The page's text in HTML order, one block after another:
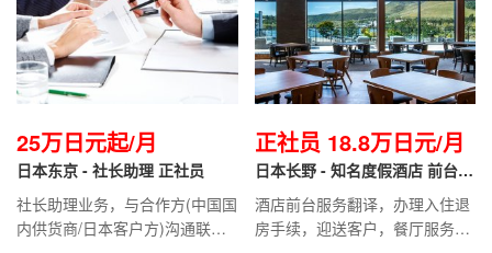
25万日元起/月
日本东京 - 社长助理 正社员
社长助理业务，与合作方(中国国
内供货商/日本客户方)沟通联
正社员 18.8万日元/月
日本长野 - 知名度假酒店 前台翻
酒店前台服务翻译，办理入住退
房手续，迎送客户，餐厅服务，